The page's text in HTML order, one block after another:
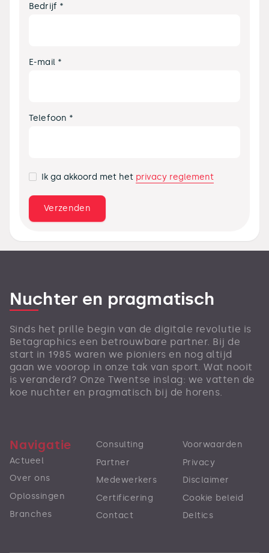
Bedrijf *
E-mail *
Telefoon *
Ik ga akkoord met het privacy reglement
Nuchter en pragmatisch
Sinds het prille begin van de digitale revolutie is
Betagraphics een betrouwbare partner. Bij de
start in 1985 waren we pioniers en nog altijd
gaan we voorop in onze tak van sport. Wat nooit
is veranderd? Onze Twentse inslag: we vatten de
koe nuchter en pragmatisch bij de horens.
Navigatie
Actueel
Over ons
Oplossingen
Branches
Consulting
Partner
Medewerkers
Certificering
Contact
Voorwaarden
Privacy
Disclaimer
Cookie beleid
Deltics